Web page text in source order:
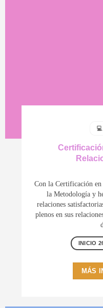
Con la Certificación en
la Metodología y
relaciones
plenos en sus
INICIO
MÁS